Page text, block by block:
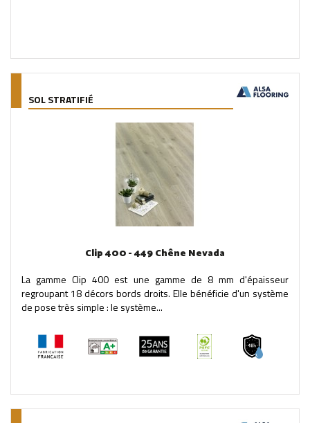
SOL STRATIFIÉ
Clip 400 - 449 Chêne Nevada
La gamme Clip 400 est une gamme de 8 mm d'épaisseur
regroupant 18 décors bords droits. Elle bénéficie d'un système
de pose très simple : le système...